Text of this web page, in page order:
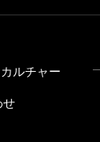
カルチャー
せ